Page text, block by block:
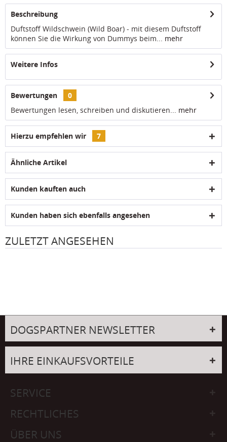
Beschreibung
Duftstoff Wildschwein (Wild Boar) - mit diesem Duftstoff
können Sie die Wirkung von Dummys beim... mehr
Weitere Infos
Bewertungen
0
Bewertungen lesen, schreiben und diskutieren... mehr
Hierzu empfehlen wir 7
Ähnliche Artikel
Kunden kauften auch
Kunden haben sich ebenfalls angesehen
ZULETZT ANGESEHEN
DOGSPARTNER NEWSLETTER
IHRE EINKAUFSVORTEILE
SERVICE
RECHTLICHES
ÜBER UNS